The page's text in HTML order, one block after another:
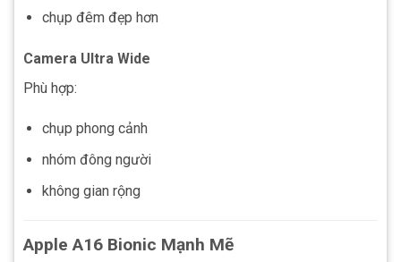
chụp đêm đẹp hơn
Camera Ultra Wide
Phù hợp:
chụp phong cảnh
nhóm đông người
không gian rộng
Apple A16 Bionic Mạnh Mẽ